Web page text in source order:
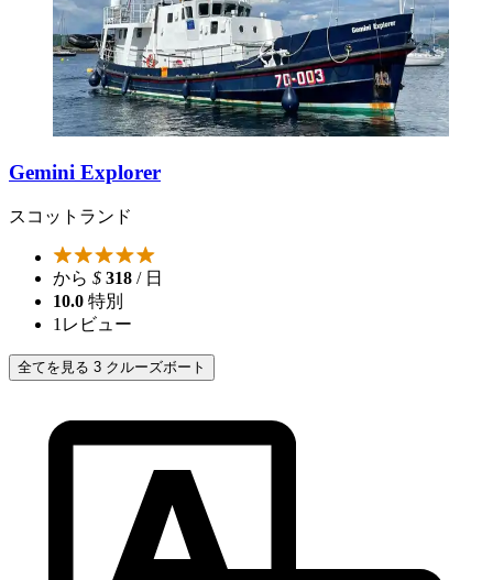
Gemini Explorer
スコットランド
から $ 318 / 日
10.0 特別
1 レビュー
全てを見る 3 クルーズボート